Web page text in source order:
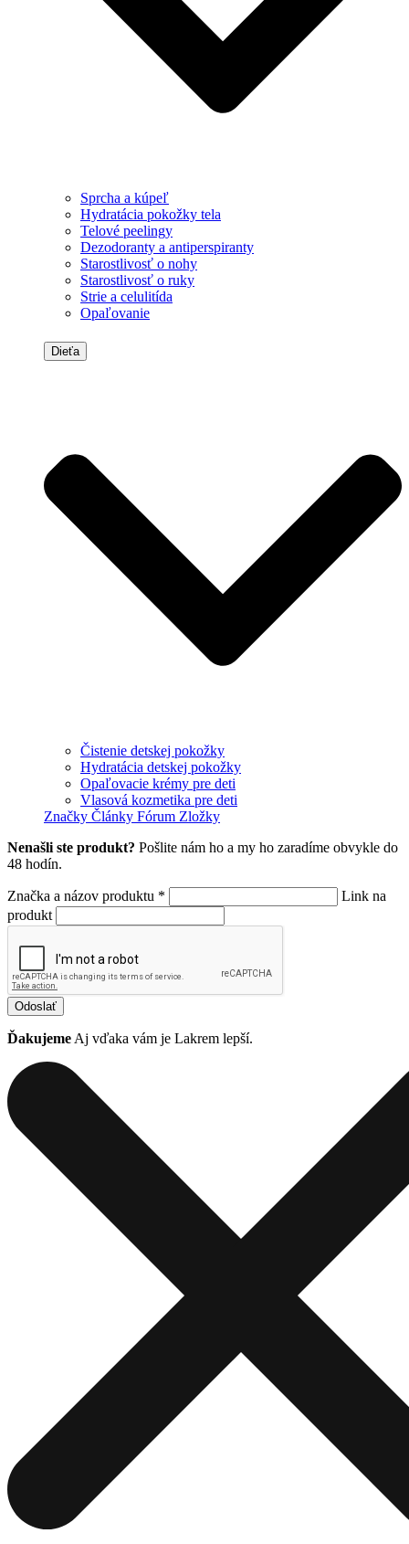
Sprcha a kúpeľ
Hydratácia pokožky tela
Telové peelingy
Dezodoranty a antiperspiranty
Starostlivosť o nohy
Starostlivosť o ruky
Strie a celulitída
Opaľovanie
Dieťa
Čistenie detskej pokožky
Hydratácia detskej pokožky
Opaľovacie krémy pre deti
Vlasová kozmetika pre deti
Značky Články Fórum Zložky
Nenašli ste produkt? Pošlite nám ho a my ho zaradíme obvykle do
48 hodín.
Značka a názov produktu *
Link na
produkt
Odoslať
Ďakujeme Aj vďaka vám je Lakrem lepší.